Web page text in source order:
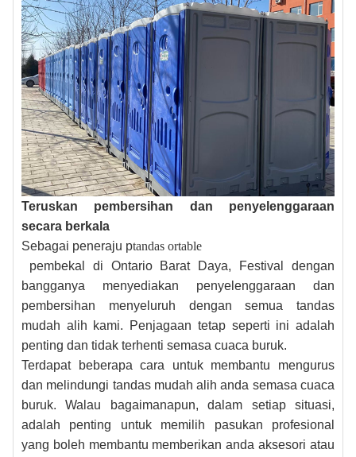
Teruskan pembersihan dan penyelenggaraan
secara berkala
Sebagai peneraju ptandas ortable
pembekal di Ontario Barat Daya, Festival dengan
bangganya menyediakan penyelenggaraan dan
pembersihan menyeluruh dengan semua tandas
mudah alih kami. Penjagaan tetap seperti ini adalah
penting dan tidak terhenti semasa cuaca buruk.
Terdapat beberapa cara untuk membantu mengurus
dan melindungi tandas mudah alih anda semasa cuaca
buruk. Walau bagaimanapun, dalam setiap situasi,
adalah penting untuk memilih pasukan profesional
yang boleh membantu memberikan anda aksesori atau